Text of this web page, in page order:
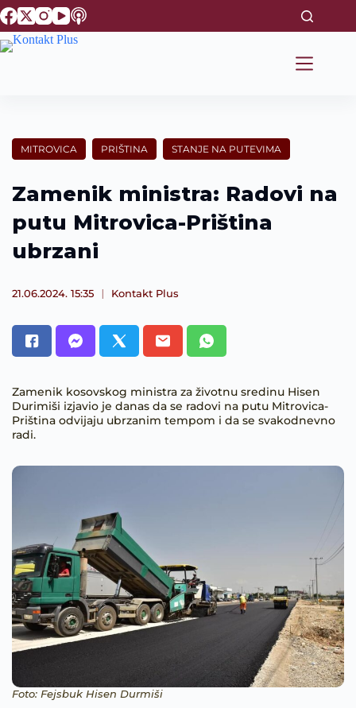
S
k
i
e
t
MITROVICA PRIŠTINA STANJE NA PUTEVIMA
Zamenik ministra: Radovi na
putu Mitrovica-Priština
ubrzani
21.06.2024. 15:35 Kontakt Plus
Zamenik kosovskog ministra za životnu sredinu Hisen
Durimiši izjavio je danas da se radovi na putu Mitrovica-
Priština odvijaju ubrzanim tempom i da se svakodnevno
radi.
Foto: Fejsbuk Hisen Durmiši